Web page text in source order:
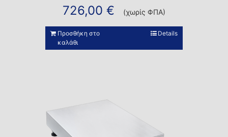
726,00 € (χωρίς ΦΠΑ)
Προσθήκη στο
καλάθι
Details